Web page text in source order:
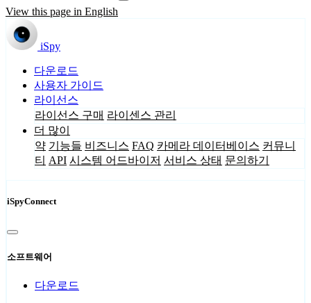
View this page in English
iSpy
다운로드
사용자 가이드
라이선스
라이선스 구매 라이센스 관리
더 많이
약 기능들 비즈니스 FAQ 카메라 데이터베이스 커뮤니
티 API 시스템 어드바이저 서비스 상태 문의하기
iSpyConnect
소프트웨어
다운로드